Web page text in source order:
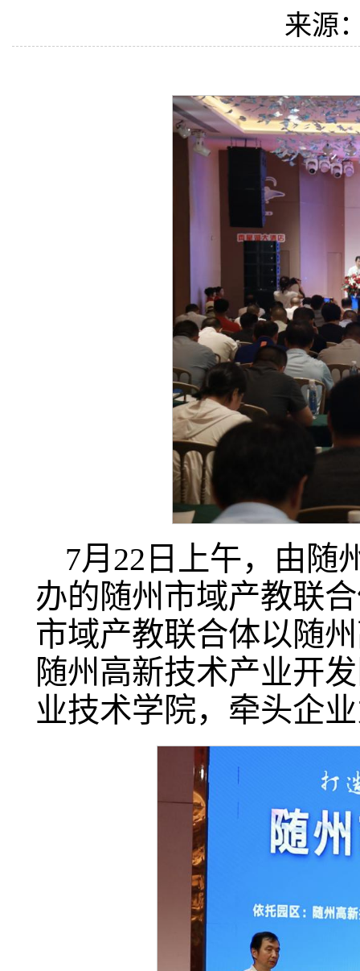
来源
7月22日上午，由随
办的随州市域产教联
市域产教联合体以随
随州高新技术产业开
业技术学院，牵头企